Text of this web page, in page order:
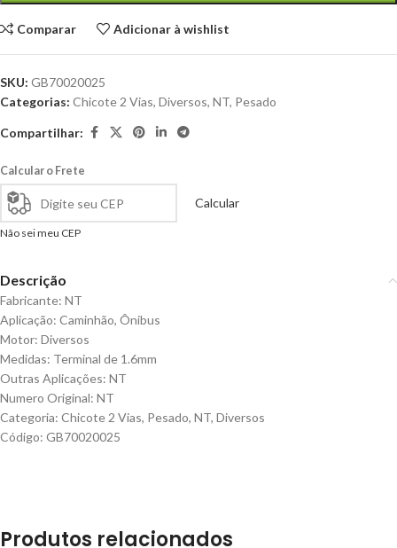
Comparar Adicionar à wishlist
SKU: GB70020025
Categorias: Chicote 2 Vias, Diversos, NT, Pesado
Compartilhar:
Calcular o Frete
Calcular
Não sei meu CEP
Descrição
Fabricante: NT
Aplicação: Caminhão, Ônibus
Motor: Diversos
Medidas: Terminal de 1.6mm
Outras Aplicações: NT
Numero Original: NT
Categoria: Chicote 2 Vias, Pesado, NT, Diversos
Código: GB70020025
Produtos relacionados